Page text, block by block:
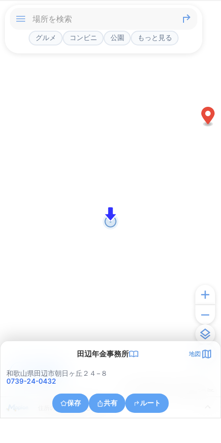
グルメ コンビニ 公園 もっと見る
田辺年金事務所 地図
和歌山県田辺市朝日ヶ丘２４−８
0739-24-0432
保存 共有 ルート
住所の取得に失敗しました
アプリで見る